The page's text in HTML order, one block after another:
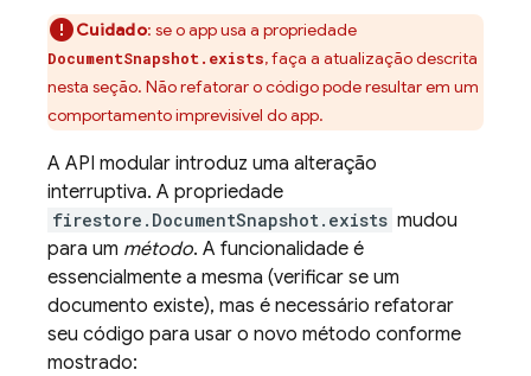
Cuidado: se o app usa a propriedade
DocumentSnapshot.exists, faça a atualização descrita
nesta seção. Não refatorar o código pode resultar em um
comportamento imprevisível do app.
A API modular introduz uma alteração
interruptiva. A propriedade
firestore.DocumentSnapshot.exists mudou
para um método. A funcionalidade é
essencialmente a mesma (verificar se um
documento existe), mas é necessário refatorar
seu código para usar o novo método conforme
mostrado: